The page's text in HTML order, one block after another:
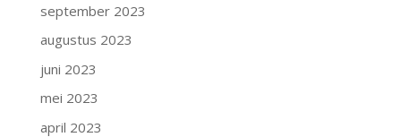
september 2023
augustus 2023
juni 2023
mei 2023
april 2023